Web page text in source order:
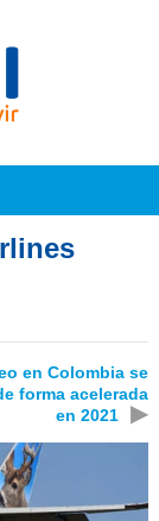
en Colombia se
forma acelerada
en 2021
▶